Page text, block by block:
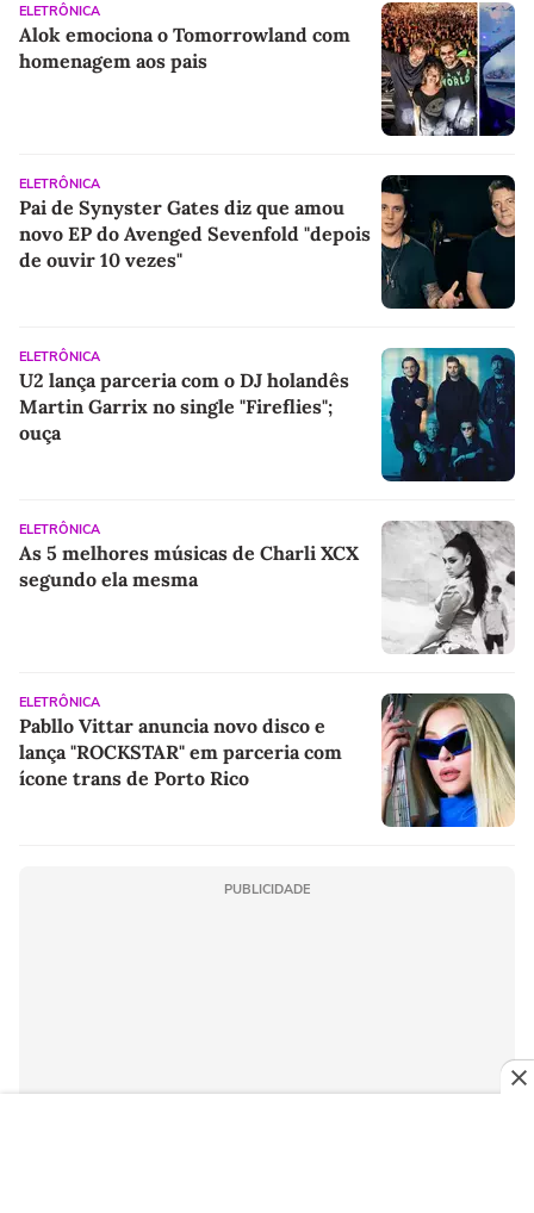
ELETRÔNICA
Alok emociona o Tomorrowland com
homenagem aos pais
ELETRÔNICA
Pai de Synyster Gates diz que amou
novo EP do Avenged Sevenfold "depois
de ouvir 10 vezes"
ELETRÔNICA
U2 lança parceria com o DJ holandês
Martin Garrix no single "Fireflies";
ouça
ELETRÔNICA
As 5 melhores músicas de Charli XCX
segundo ela mesma
ELETRÔNICA
Pabllo Vittar anuncia novo disco e
lança "ROCKSTAR" em parceria com
ícone trans de Porto Rico
PUBLICIDADE